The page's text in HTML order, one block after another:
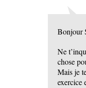
Bonjour
Ne
chose
Mais je
exercice